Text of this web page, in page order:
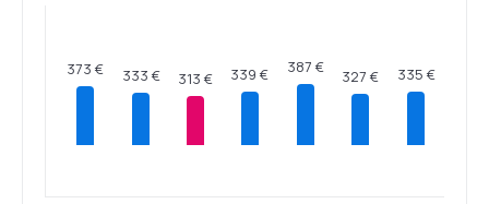
373 € 333 € 313 € 339 € 387 € 327 € 335 €